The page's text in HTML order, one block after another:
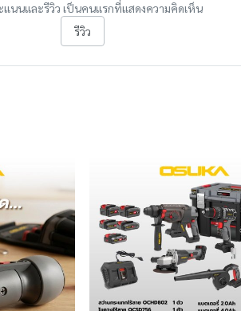
แนนและรีวิว เป็นคนแรกที่แสดงความคิดเห็น
รีวิว